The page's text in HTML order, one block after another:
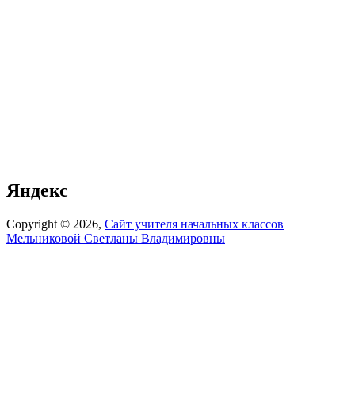
Яндекс
Copyright © 2026, Сайт учителя начальных классов
Мельниковой Светланы Владимировны